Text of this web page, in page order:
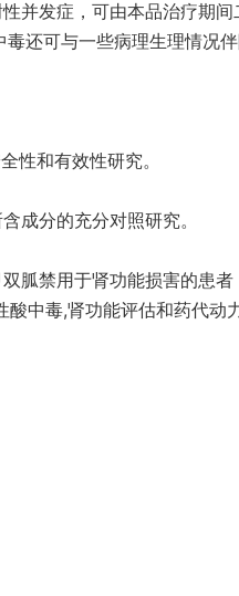
并发症，可由本品治疗期
还可与一些病理生理情况
性和有效性研究。
成分的充分对照研究。
胍禁用于肾功能损害的患
中毒,肾功能评估和药代动